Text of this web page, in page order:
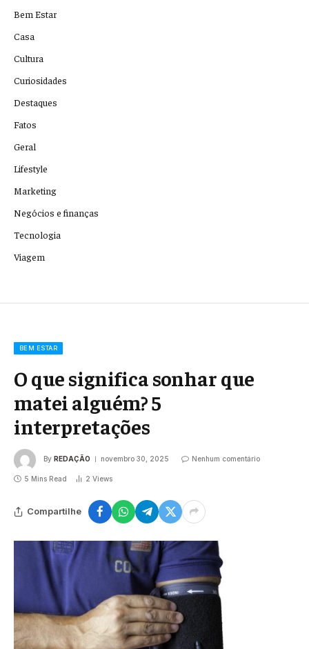
Bem Estar
Casa
Cultura
Curiosidades
Destaques
Fatos
Geral
Lifestyle
Marketing
Negócios e finanças
Tecnologia
Viagem
BEM ESTAR
O que significa sonhar que
matei alguém? 5
interpretações
By REDAÇÃO novembro 30, 2025 Nenhum comentário
5 Mins Read 2 Views
Compartilhe